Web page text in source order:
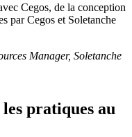
Cegos, de la conception
par Cegos et Soletanche
Manager, Soletanche
pratiques au